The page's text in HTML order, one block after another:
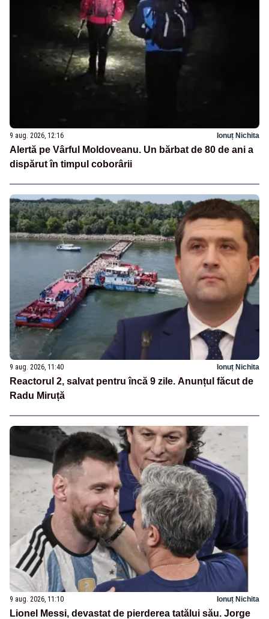
9 aug. 2026, 12:16 Ionuț Nichita
Alertă pe Vârful Moldoveanu. Un bărbat de 80 de ani a
dispărut în timpul coborârii
9 aug. 2026, 11:40 Ionuț Nichita
Reactorul 2, salvat pentru încă 9 zile. Anunțul făcut de
Radu Miruță
9 aug. 2026, 11:10 Ionuț Nichita
Lionel Messi, devastat de pierderea tatălui său. Jorge